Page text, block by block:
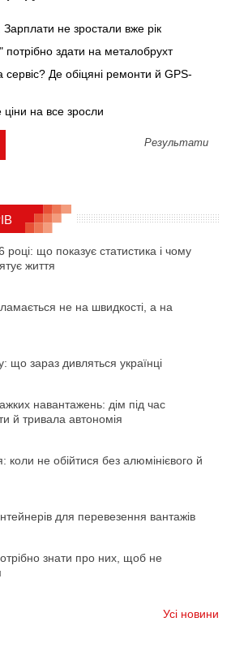
не зростали вже рік
потрібно здати на металобрухт
сервіс? Де обіцяні ремонти й GPS-
на все зросли
Результати
році: що показує статистика і чому
життя
не на швидкості, а на
що зараз дивляться українці
навантажень: дім під час
й тривала автономія
коли не обійтися без алюмінієвого й
для перевезення вантажів
знати про них, щоб не
Усі новини